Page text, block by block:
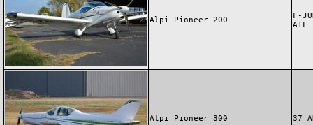
Alpi Pioneer 200
F-
AIF
Alpi Pioneer 300 37